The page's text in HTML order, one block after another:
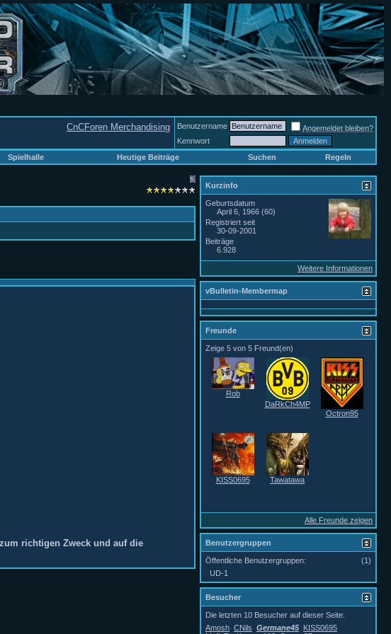
CnCForen Merchandising Benutzername
Angemeldet bleiben?
Kennwort
Spielhalle Heutige Beiträge Suchen Regeln
richtigen Zweck und auf die
Kurzinfo
Geburtsdatum
April 6, 1966 (60)
Registriert seit
30-09-2001
Beiträge
6.928
Weitere Informationen
vBulletin-Membermap
Freunde
Zeige 5 von 5 Freund(en)
Rob
DaRkCh4MP
Octron95
KISS0695 Tawatawa
Alle Freunde zeigen
Benutzergruppen
(1)
Öffentliche Benutzergruppen:
UD-1
Besucher
Die letzten 10 Besucher auf dieser Seite:
Amosh CNils Germane45 KISS0695